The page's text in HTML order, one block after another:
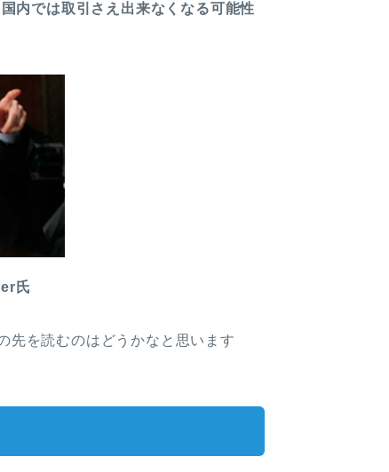
内では取引さえ出来なくなる可能性
氏
先を読むのはどうかなと思います